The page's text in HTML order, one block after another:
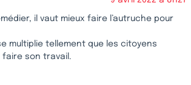
il vaut mieux faire l’autruche pour
multiplie tellement que les citoyens
faire son travail.